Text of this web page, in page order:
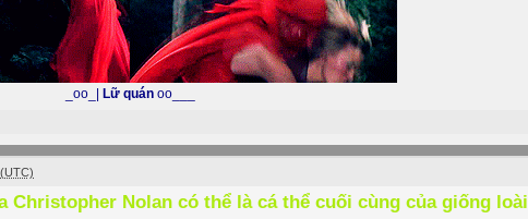
_oo_| Lữ quán oo___
Christopher Nolan có thể là cá thể cuối cùng của giống loài